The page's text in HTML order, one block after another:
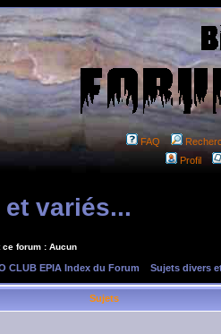
FAQ
Profil
variés...
forum : Aucun
CLUB EPIA Index du Forum Sujets divers
Sujets